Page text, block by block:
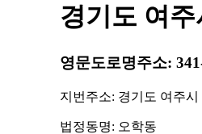
경기도 여
영문도로명주소:
지번주소: 경기도 여주
법정동명: 오학동